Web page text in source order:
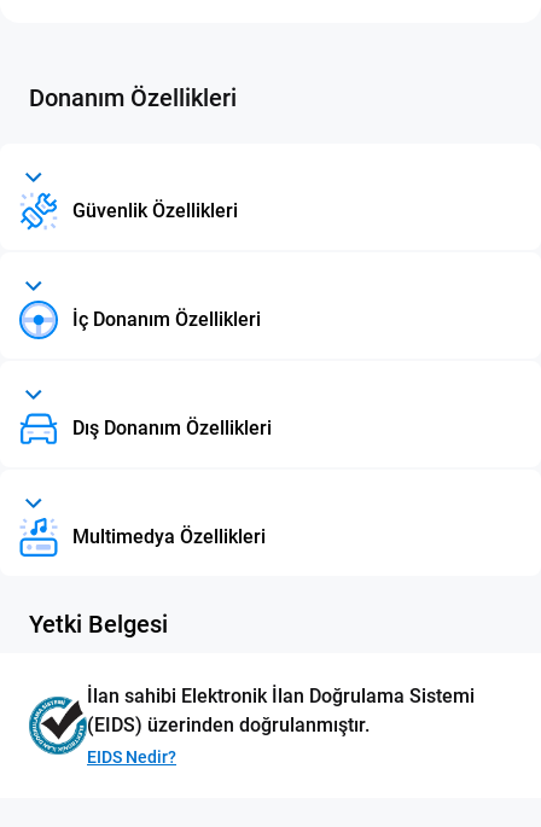
Donanım Özellikleri
Güvenlik Özellikleri
İç Donanım Özellikleri
Dış Donanım Özellikleri
Multimedya Özellikleri
Yetki Belgesi
İlan sahibi Elektronik İlan Doğrulama Sistemi
(EIDS) üzerinden doğrulanmıştır.
EIDS Nedir?